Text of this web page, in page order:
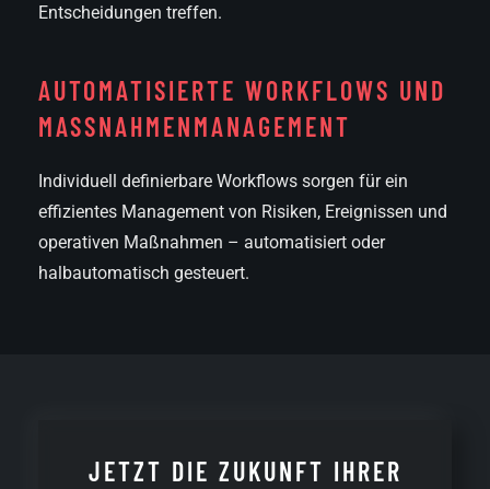
Entscheidungen treffen.
AUTOMATISIERTE WORKFLOWS UND
MASSNAHMEN­MANAGEMENT
Individuell definierbare Workflows sorgen für ein
effizientes Management von Risiken, Ereignissen und
operativen Maßnahmen – automatisiert oder
halbautomatisch gesteuert.
JETZT DIE ZUKUNFT IHRER